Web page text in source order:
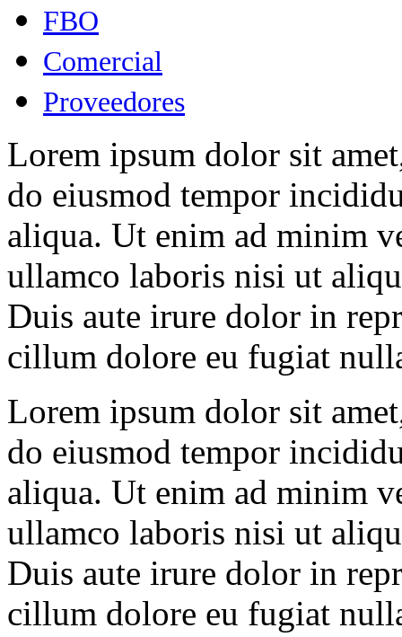
FBO
Comercial
Proveedores
Lorem ipsum dolor sit
do eiusmod tempor
aliqua. Ut enim ad minim
ullamco laboris nisi ut
Duis aute irure dolor in
cillum dolore eu fugiat
Lorem ipsum dolor sit
do eiusmod tempor
aliqua. Ut enim ad minim
ullamco laboris nisi ut
Duis aute irure dolor in
cillum dolore eu fugiat